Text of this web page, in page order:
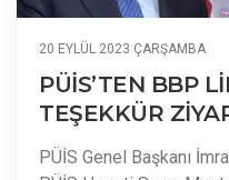
20 EYLÜL 2023 ÇARŞAMBA
PÜİS’TEN BBP
TEŞEKKÜR
PÜİS Genel Başkanı